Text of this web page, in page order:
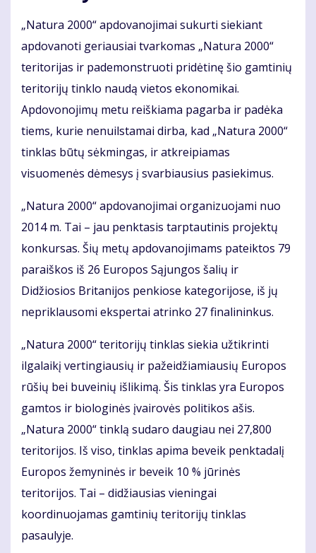
„Natura 2000“ apdovanojimai sukurti siekiant
apdovanoti geriausiai tvarkomas „Natura 2000“
teritorijas ir pademonstruoti pridėtinę šio gamtinių
teritorijų tinklo naudą vietos ekonomikai.
Apdovonojimų metu reiškiama pagarba ir padėka
tiems, kurie nenuilstamai dirba, kad „Natura 2000“
tinklas būtų sėkmingas, ir atkreipiamas
visuomenės dėmesys į svarbiausius pasiekimus.
„Natura 2000“ apdovanojimai organizuojami nuo
2014 m. Tai – jau penktasis tarptautinis projektų
konkursas. Šių metų apdovanojimams pateiktos 79
paraiškos iš 26 Europos Sąjungos šalių ir
Didžiosios Britanijos penkiose kategorijose, iš jų
nepriklausomi ekspertai atrinko 27 finalininkus.
„Natura 2000“ teritorijų tinklas siekia užtikrinti
ilgalaikį vertingiausių ir pažeidžiamiausių Europos
rūšių bei buveinių išlikimą. Šis tinklas yra Europos
gamtos ir biologinės įvairovės politikos ašis.
„Natura 2000“ tinklą sudaro daugiau nei 27,800
teritorijos. Iš viso, tinklas apima beveik penktadalį
Europos žemyninės ir beveik 10 % jūrinės
teritorijos. Tai – didžiausias vieningai
koordinuojamas gamtinių teritorijų tinklas
pasaulyje.